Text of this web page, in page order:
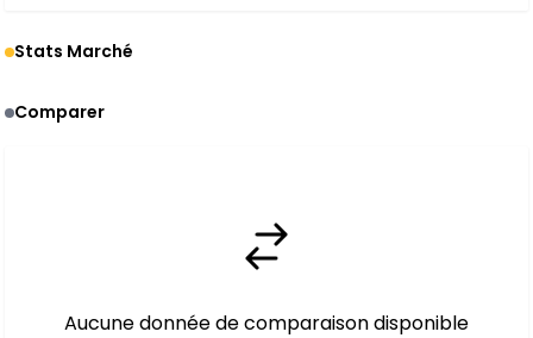
Stats Marché
Comparer
Aucune donnée de comparaison disponible